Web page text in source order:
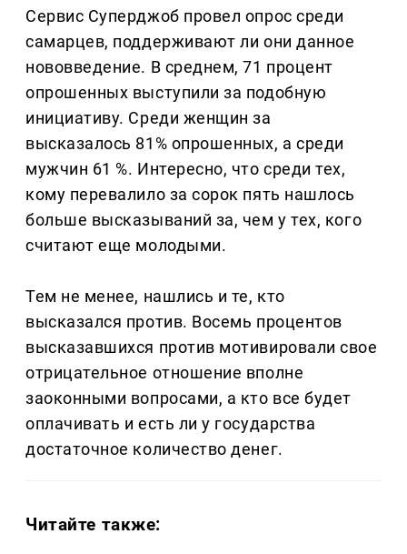
Сервис Суперджоб провел опрос среди
самарцев, поддерживают ли они данное
нововведение. В среднем, 71 процент
опрошенных выступили за подобную
инициативу. Среди женщин за
высказалось 81% опрошенных, а среди
мужчин 61 %. Интересно, что среди тех,
кому перевалило за сорок пять нашлось
больше высказываний за, чем у тех, кого
считают еще молодыми.
Тем не менее, нашлись и те, кто
высказался против. Восемь процентов
высказавшихся против мотивировали свое
отрицательное отношение вполне
заоконными вопросами, а кто все будет
оплачивать и есть ли у государства
достаточное количество денег.
Читайте также: